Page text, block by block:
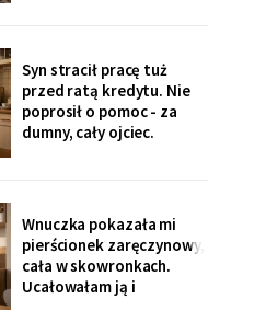
przywozić". Zaślepki
kupiłam w poniedziałek.
Własną trójkę
wychowałam bez ani
jednej.
Syn stracił pracę tuż
przed ratą kredytu. Nie
poprosił o pomoc - za
dumny, cały ojciec.
prezent ślubny".
Wieczorem zadzwonił i
długo milczał w
słuchawce - pierwszy raz
od lat
Wnuczka pokazała mi
pierścionek zaręczynowy,
cała w skowronkach.
Ucałowałam ją i